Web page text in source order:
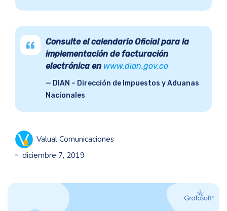
Consulte el calendario Oficial para la
implementación de facturación
electrónica en www.dian.gov.co
DIAN – Dirección de Impuestos y Aduanas
Nacionales
Valual Comunicaciones
diciembre 7, 2019